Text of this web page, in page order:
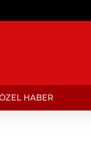
HABER